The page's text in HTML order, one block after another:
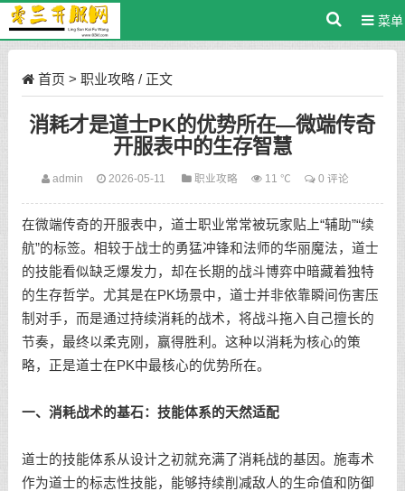
菜单
首页 > 职业攻略/ 正文
消耗才是道士PK的优势所在—微端传奇
开服表中的生存智慧
admin 2026-05-11 职业攻略 11 ℃ 0 评论
在微端传奇的开服表中，道士职业常常被玩家贴上“辅助”“续
航”的标签。相较于战士的勇猛冲锋和法师的华丽魔法，道士
的技能看似缺乏爆发力，却在长期的战斗博弈中暗藏着独特
的生存哲学。尤其是在PK场景中，道士并非依靠瞬间伤害压
制对手，而是通过持续消耗的战术，将战斗拖入自己擅长的
节奏，最终以柔克刚，赢得胜利。这种以消耗为核心的策
略，正是道士在PK中最核心的优势所在。
一、消耗战术的基石：技能体系的天然适配
道士的技能体系从设计之初就充满了消耗战的基因。施毒术
作为道士的标志性技能，能够持续削减敌人的生命值和防御